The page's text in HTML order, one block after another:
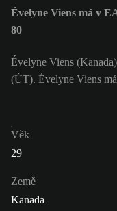
Évelyne Viens má v
80
Évelyne Viens
(ÚT). Évelyne Viens
Věk
29
Země
Kanada